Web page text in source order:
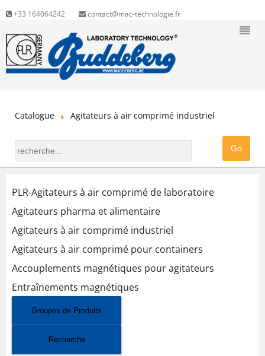
+33 164064242 contact@mac-technologie.fr
Catalogue Agitateurs à air comprimé industriel
PLR-Agitateurs à air comprimé de laboratoire
Agitateurs pharma et alimentaire
Agitateurs à air comprimé industriel
Agitateurs à air comprimé pour containers
Accouplements magnétiques pour agitateurs
Entraînements magnétiques
Groupes de Produits
Recherche